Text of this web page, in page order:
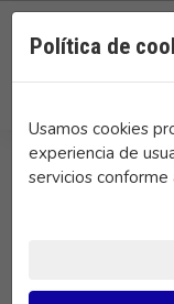
Política de
Usamos cookies
experiencia de
servicios conforme